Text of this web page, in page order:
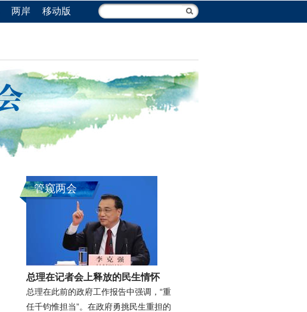
两岸 移动版
管窥两会
总理在记者会上释放的民生情怀
总理在此前的政府工作报告中强调，“重
任千钧惟担当”。在政府勇挑民生重担的